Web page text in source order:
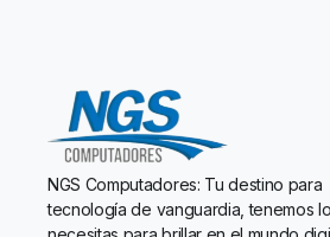
NGS Computadores: Tu destino para
tecnología de vanguardia, tenemos